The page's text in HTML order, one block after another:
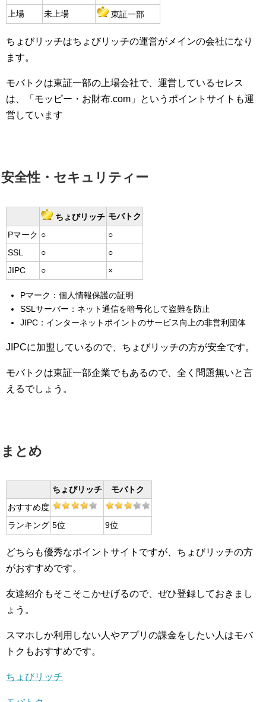
上場 未上場 東証一部
ちょびリッチはちょびリッチの運営がメインの会社になり
ます。
モバトクは東証一部の上場会社で、運営しているセレス
は、「モッピー・お財布.com」というポイントサイトも運
営しています
安全性・セキュリティー
ちょびリッチ モバトク
Pマーク ○
○
SSL
○
○
JIPC
○ ×
Pマーク：個人情報保護の証明
SSLサーバー：ネット通信を暗号化して盗難を防止
JIPC：インターネットポイントのサービス向上の非営利団体
JIPCに加盟しているので、ちょびリッチの方が安全です。
モバトクは東証一部企業でもあるので、全く問題無いと言
えるでしょう。
まとめ
ちょびリッチ
モバトク
おすすめ度
ランキング 5位 9位
どちらも優秀なポイントサイトですが、ちょびリッチの方
がおすすめです。
友達紹介もそこそこかせげるので、ぜひ登録しておきまし
ょう。
スマホしか利用しない人やアプリの課金をしたい人はモバ
トクもおすすめです。
ちょびリッチ